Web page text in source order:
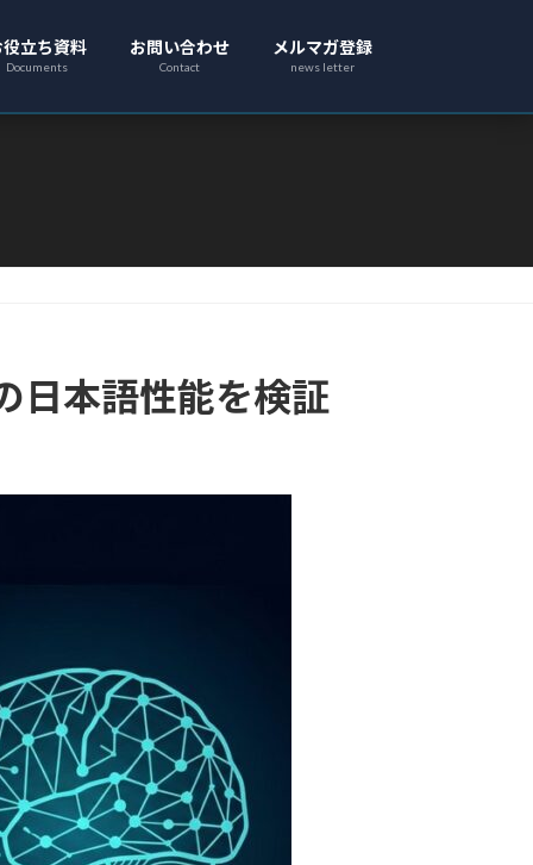
役立ち資料
Documents
お問い合わせ
Contact
メルマガ登録
news letter
日本語性能を検証